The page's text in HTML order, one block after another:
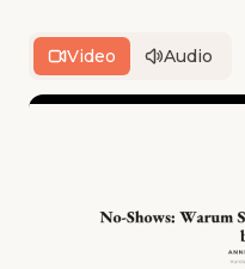
Video Audio